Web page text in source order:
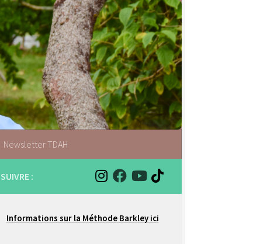
Newsletter TDAH
SUIVRE :
Informations sur la Méthode Barkley ici